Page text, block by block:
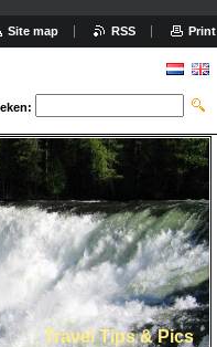
Travel Tips & Pics
Site map RSS Print